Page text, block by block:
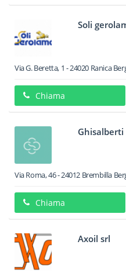
Soli
Via G. Beretta, 1 -24020 Ranica
Chiama
Ghisalberti
Via Roma, 46-24012 Brembilla
Chiama
Axoil srl